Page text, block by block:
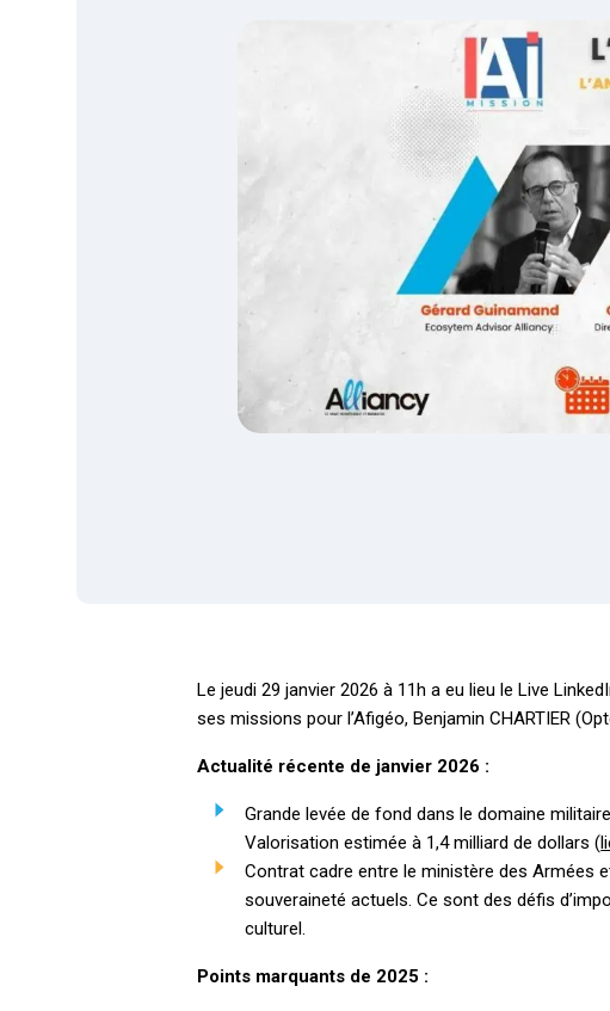
Le jeudi 29 janvier 2026 à 11h a eu lieu le Live
ses missions pour l’Afigéo, Benjamin CHARTIER
Actualité récente de janvier 2026 :
Grande levée de fond dans le domaine
Valorisation estimée à 1,4 milliard de dollars (
Contrat cadre entre le ministère des Armées
souveraineté actuels. Ce sont des défis
culturel.
Points marquants de 2025 :